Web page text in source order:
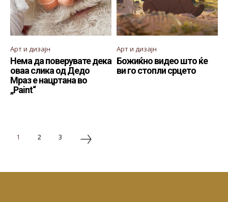
Арт и дизајн
Нема да поверувате дека
оваа слика од Дедо
Мраз е нацртана во
„Paint“
Арт и дизајн
Божиќно видео што ќе
ви го стопли срцето
1 2 3